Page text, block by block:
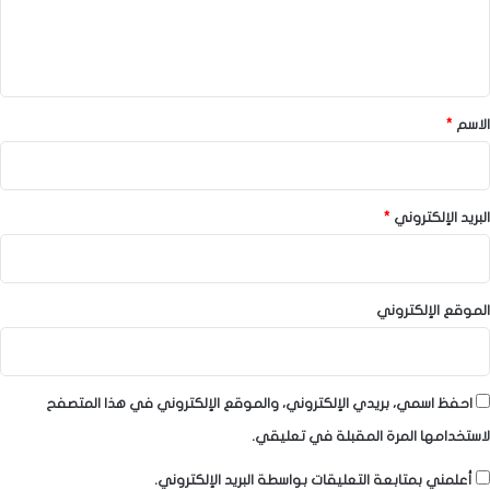
*الاسم *
البريد الإلكتروني *
الموقع الإلكتروني
احفظ اسمي، بريدي الإلكتروني، والموقع الإلكتروني في هذا المتصفح
لاستخدامها المرة المقبلة في تعليقي.
أعلمني بمتابعة التعليقات بواسطة البريد الإلكتروني.